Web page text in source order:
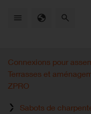
Connexions pour
Terrasses et
ZPRO
Sabots de